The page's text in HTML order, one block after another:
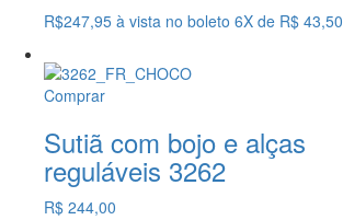
R$247,95 à vista no boleto 6X de R$ 43,50
Comprar
Sutiã com bojo e alças
reguláveis 3262
R$ 244,00